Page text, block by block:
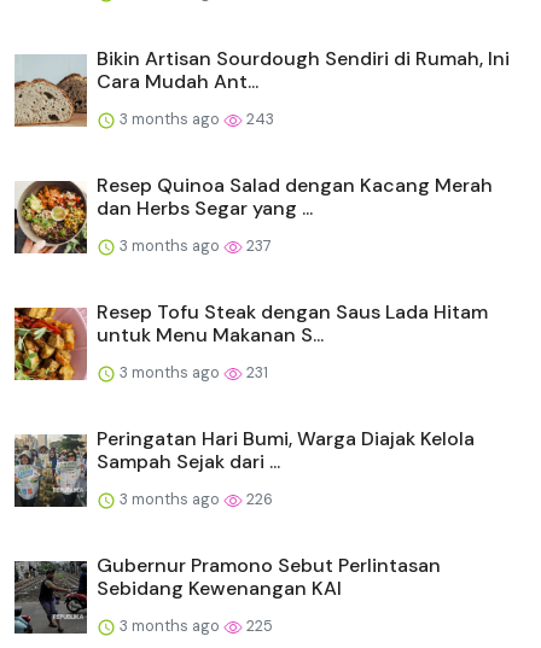
Bikin Artisan Sourdough Sendiri di Rumah, Ini
Cara Mudah Ant...
3 months ago 243
Resep Quinoa Salad dengan Kacang Merah
dan Herbs Segar yang ...
3 months ago 237
Resep Tofu Steak dengan Saus Lada Hitam
untuk Menu Makanan S...
3 months ago 231
Peringatan Hari Bumi, Warga Diajak Kelola
Sampah Sejak dari ...
3 months ago 226
Gubernur Pramono Sebut Perlintasan
Sebidang Kewenangan KAI
3 months ago 225